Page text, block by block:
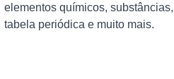
elementos químicos,
tabela periódica e muito mais.